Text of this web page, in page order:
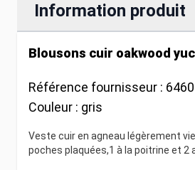
Information produit
Blousons cuir oakwood
Référence fournisseur :
Couleur : gris
Veste cuir en agneau légèrement
poches plaquées,1 à la poitrine et 2